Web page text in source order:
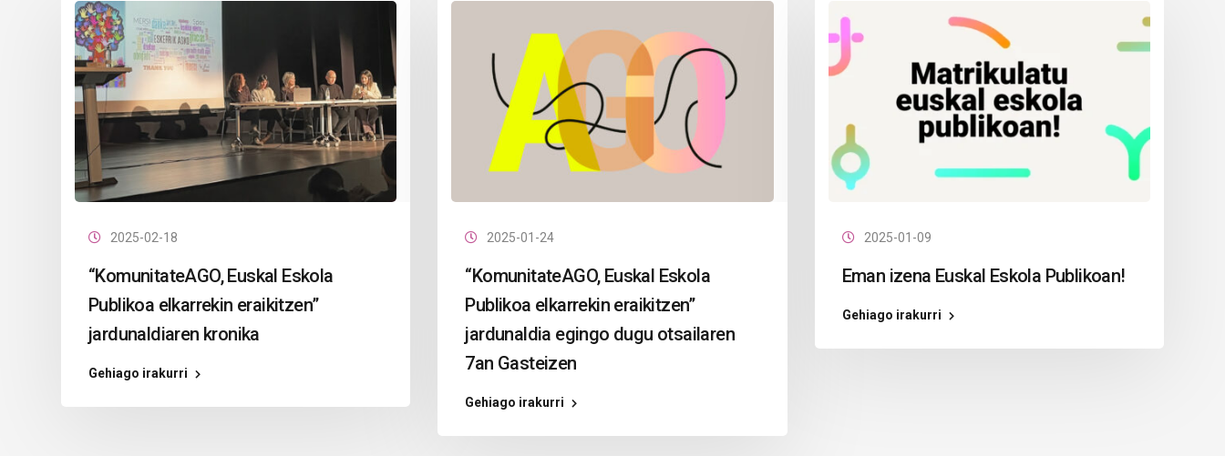
2025-02-18
“KomunitateAGO, Euskal Eskola
Publikoa elkarrekin eraikitzen”
jardunaldiaren kronika
Gehiago irakurri
2025-01-24
“KomunitateAGO, Euskal Eskola
Publikoa elkarrekin eraikitzen”
jardunaldia egingo dugu otsailaren
7an Gasteizen
Gehiago irakurri
2025-01-09
Eman izena Euskal Eskola Publikoan!
Gehiago irakurri